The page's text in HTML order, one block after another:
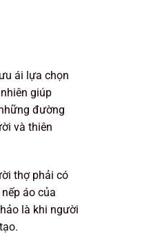
ái lựa chọn
giúp
đường
và thiên
thợ phải có
áo của
là khi người